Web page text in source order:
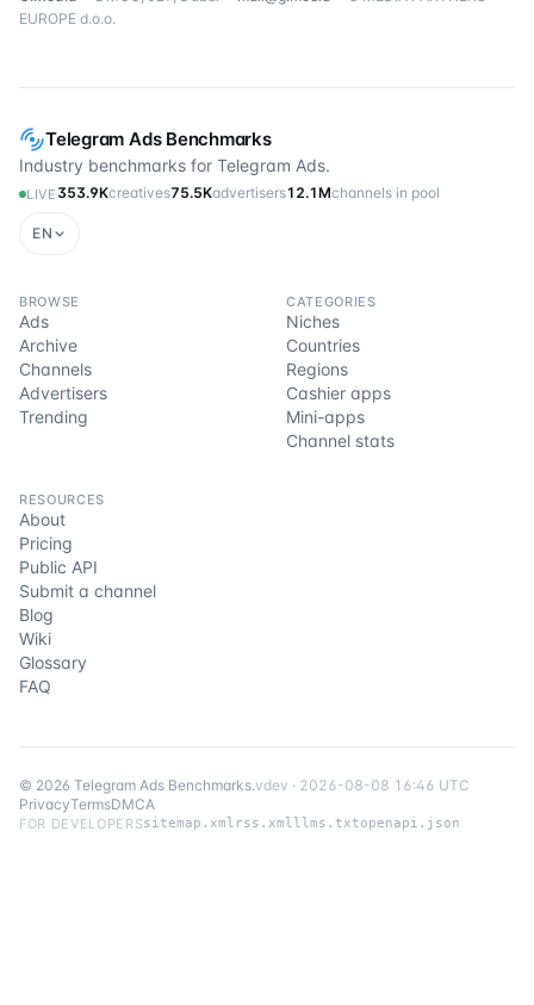
Telegram Ads Benchmarks
Industry benchmarks for Telegram Ads.
LIVE 353.9Kcreatives75.5Kadvertisers12.1Mchannels in pool
EN
BROWSE
Ads
Archive
Channels
Advertisers
Trending
CATEGORIES
Niches
Countries
Regions
Cashier apps
Mini-apps
Channel stats
RESOURCES
About
Pricing
Public API
Submit a channel
Blog
Wiki
Glossary
FAQ
EUROPE d.o.o.
© 2026 Telegram Ads Benchmarks.vdev · 2026-08-08 16:46 UTC
PrivacyTermsDMCA
FOR DEVELOPERSsitemap.xml rss.xmlllms.txtopenapi.json